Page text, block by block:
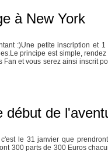
à New York
:)Une petite inscription et
principe est simple,
Fan et vous serez ainsi inscrit
début de
le 31 janvier que
300 parts de 300 Euros